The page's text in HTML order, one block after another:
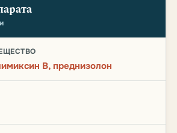
B, преднизолон